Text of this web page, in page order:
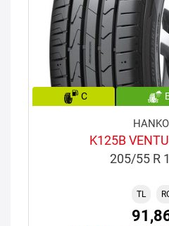
C
K125B
205/55 R
TL